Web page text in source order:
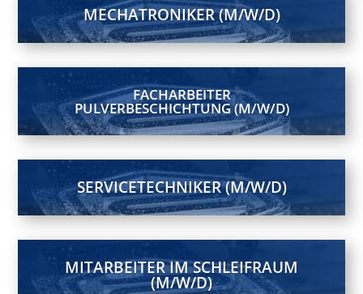
MECHATRONIKER (M/W/D)
FACHARBEITER
PULVERBESCHICHTUNG (M/W/D)
SERVICETECHNIKER (M/W/D)
MITARBEITER IM SCHLEIFRAUM
(M/W/D)